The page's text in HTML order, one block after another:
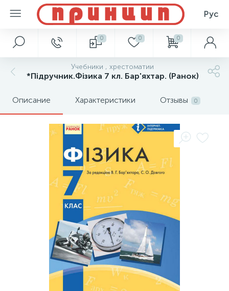
Рус
0 0 0
Учебники , хрестоматии
*Підручник.Фізика 7 кл. Бар'яхтар. (Ранок)
Описание Характеристики Отзывы 0